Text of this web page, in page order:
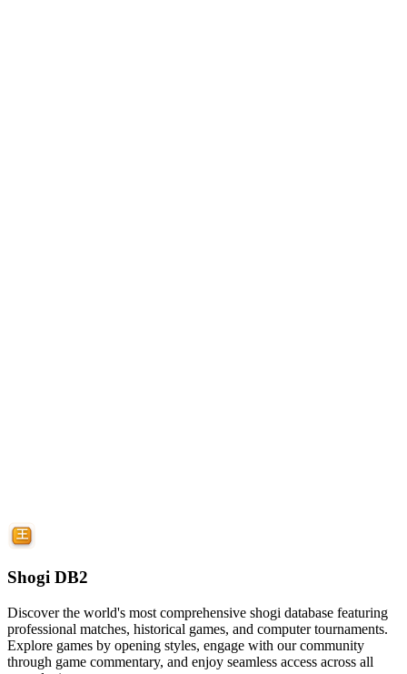
Shogi DB2
Discover the world's most comprehensive shogi database featuring
professional matches, historical games, and computer tournaments.
Explore games by opening styles, engage with our community
through game commentary, and enjoy seamless access across all